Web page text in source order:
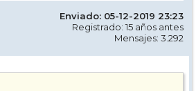
Enviado: 05-12-2019 23:23
Registrado: 15 años antes
Mensajes: 3.292